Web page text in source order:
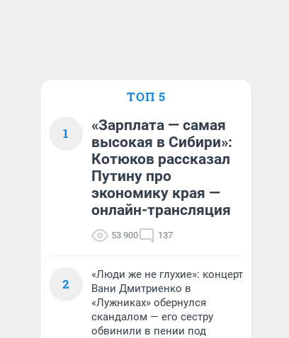
ТОП 5
1
«Зарплата — самая
высокая в Сибири»:
Котюков рассказал
Путину про
экономику края —
онлайн-трансляция
53 900 137
2
«Люди же не глухие»: концерт
Вани Дмитриенко в
«Лужниках» обернулся
скандалом — его сестру
обвинили в пении под